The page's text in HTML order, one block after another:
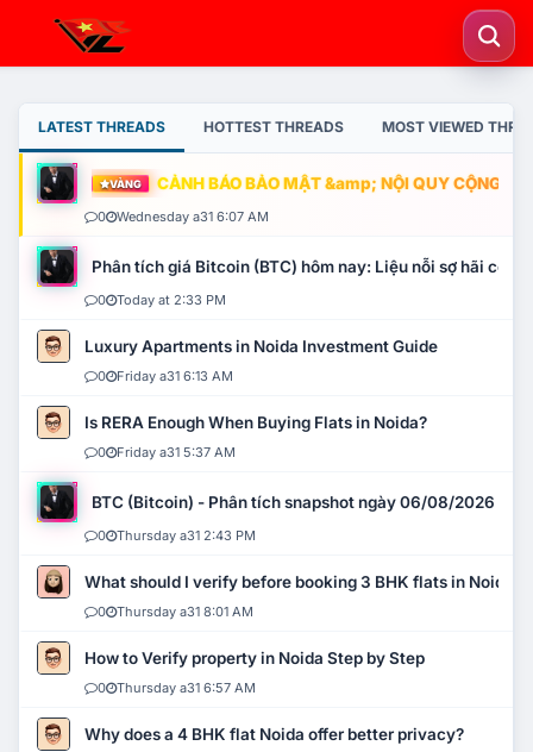
LATEST THREADS HOTTEST THREADS MOST VIEWED
VÀNG CẢNH BÁO BẢO MẬT &amp; NỘI QUY CỘNG
0 Wednesday a31 6:07 AM
Phân tích giá Bitcoin (BTC) hôm nay: Liệu nỗi sợ hãi có
0 Today at 2:33 PM
Luxury Apartments in Noida Investment Guide
0 Friday a31 6:13 AM
Is RERA Enough When Buying Flats in Noida?
0 Friday a31 5:37 AM
BTC (Bitcoin) - Phân tích snapshot ngày 06/08/2026
0 Thursday a31 2:43 PM
What should I verify before booking 3 BHK flats in Noida?
0 Thursday a31 8:01 AM
How to Verify property in Noida Step by Step
0 Thursday a31 6:57 AM
Why does a 4 BHK flat Noida offer better privacy?